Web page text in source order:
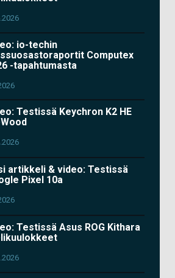
io-techin
Computex
-tapahtumasta
Testissä Keychron K2 HE
artikkeli & video: Testissä
Pixel 10a
Testissä Asus ROG Kithara